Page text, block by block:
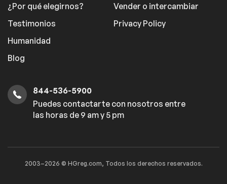
¿Por qué elegirnos?
Testimonios
Humanidad
Blog
Vender o intercambiar
Privacy Policy
844-536-5900
Puedes contactarte con nosotros entre
las horas de 9 am y 5 pm
2003–2026 © HGreg.com, Todos los derechos reservados.